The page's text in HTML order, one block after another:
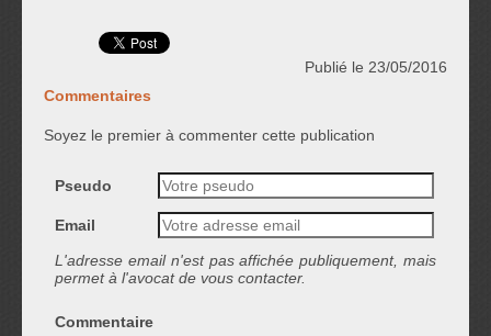
Publié le 23/05/2016
Commentaires
Soyez le premier à commenter cette publication
Pseudo
Email
L'adresse email n'est pas affichée publiquement, mais
permet à l'avocat de vous contacter.
Commentaire